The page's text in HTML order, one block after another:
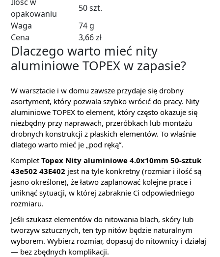
opakowaniu
50 szt.
Waga
74 g
Cena
3,66 zł
Dlaczego warto mieć nity
aluminiowe TOPEX w zapasie?
W warsztacie i w domu zawsze przydaje się drobny
asortyment, który pozwala szybko wrócić do pracy. Nity
aluminiowe TOPEX to element, który często okazuje się
niezbędny przy naprawach, przeróbkach lub montażu
drobnych konstrukcji z płaskich elementów. To właśnie
dlatego warto mieć je „pod ręką”.
Komplet Topex Nity aluminiowe 4.0x10mm 50-sztuk
43e502 43E402 jest na tyle konkretny (rozmiar i ilość są
jasno określone), że łatwo zaplanować kolejne prace i
uniknąć sytuacji, w której zabraknie Ci odpowiedniego
rozmiaru.
Jeśli szukasz elementów do nitowania blach, skóry lub
tworzyw sztucznych, ten typ nitów będzie naturalnym
wyborem. Wybierz rozmiar, dopasuj do nitownicy i działaj
— bez zbędnych komplikacji.